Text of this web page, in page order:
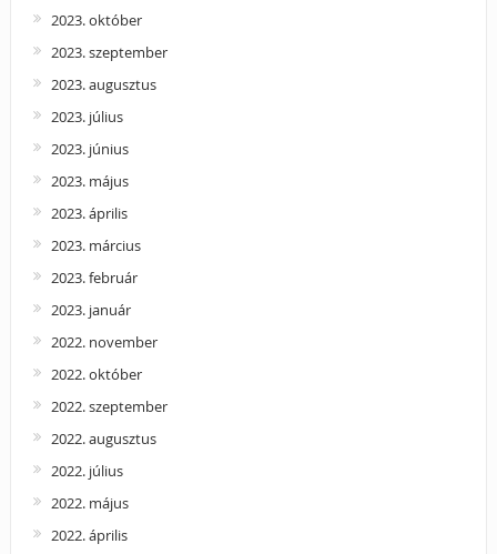
2023. október
2023. szeptember
2023. augusztus
2023. július
2023. június
2023. május
2023. április
2023. március
2023. február
2023. január
2022. november
2022. október
2022. szeptember
2022. augusztus
2022. július
2022. május
2022. április